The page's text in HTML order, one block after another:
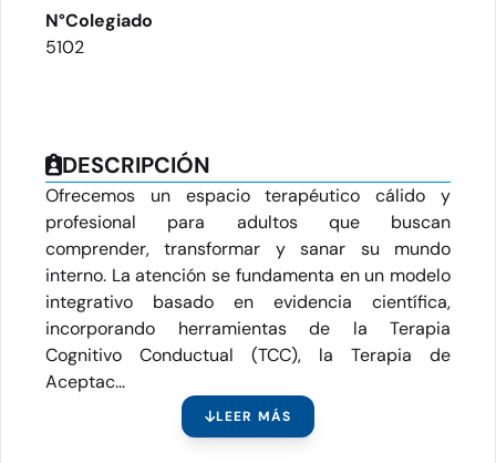
N°Colegiado
5102
DESCRIPCIÓN
Ofrecemos un espacio terapéutico cálido y
profesional para adultos que buscan
comprender, transformar y sanar su mundo
interno. La atención se fundamenta en un modelo
integrativo basado en evidencia científica,
incorporando herramientas de la Terapia
Cognitivo Conductual (TCC), la Terapia de
Aceptac...
LEER MÁS